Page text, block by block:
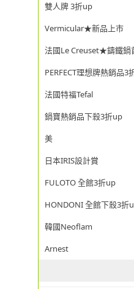
雙人牌 3折up
Vermicular★新品上市
法國Le Creuset★鑄鐵鍋
PERFECT理想牌熱銷品3
法國特福Tefal
鍋寶熱銷品下殺3折up
美
日本IRIS設計賞
FULOTO 全館3折up
HONDONI 全館下殺3折
韓國Neoflam
Arnest